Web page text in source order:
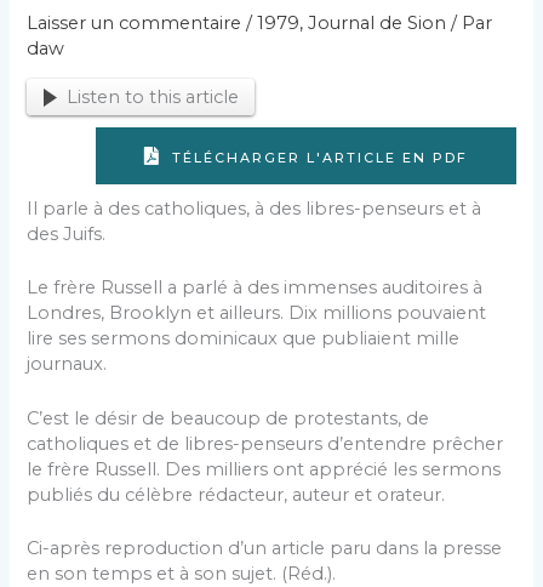
Laisser un commentaire /1979,Journal de Sion / Par
daw
Listen to this article
TÉLÉCHARGER L'ARTICLE EN PDF
Il parle à des catholiques, à des libres-penseurs et à
des Juifs.
Le frère Russell a parlé à des immenses auditoires à
Londres, Brooklyn et ailleurs. Dix millions pouvaient
lire ses sermons dominicaux que publiaient mille
journaux.
C’est le désir de beaucoup de protestants, de
catholiques et de libres-penseurs d’entendre prêcher
le frère Russell. Des milliers ont apprécié les sermons
publiés du célèbre rédacteur, auteur et orateur.
Ci-après reproduction d’un article paru dans la presse
en son temps et à son sujet. (Réd.).